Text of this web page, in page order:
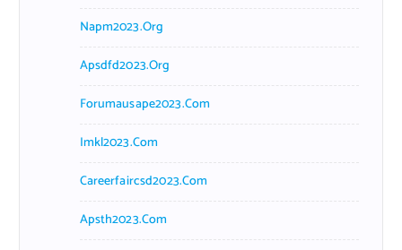
Napm2023.org
Apsdfd2023.org
Forumausape2023.com
Imkl2023.com
Careerfaircsd2023.com
Apsth2023.com